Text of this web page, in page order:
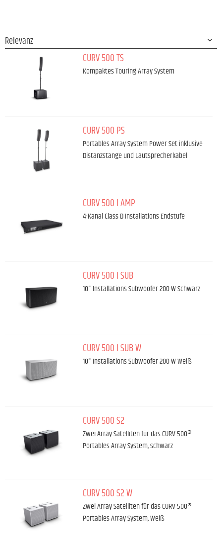
CURV 500 TS
Kompaktes Touring Array System
CURV 500 PS
Portables Array System Power Set inklusive
Distanzstange und Lautsprecherkabel
CURV 500 I AMP
4-Kanal Class D Installations Endstufe
CURV 500 I SUB
10" Installations Subwoofer 200 W Schwarz
CURV 500 I SUB W
10" Installations Subwoofer 200 W Weiß
CURV 500 S2
Zwei Array Satelliten für das CURV 500®
Portables Array System, schwarz
CURV 500 S2 W
Zwei Array Satelliten für das CURV 500®
Portables Array System, Weiß